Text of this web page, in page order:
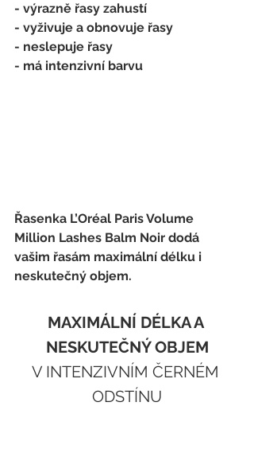
- výrazně řasy zahustí
- vyživuje a obnovuje řasy
- neslepuje řasy
- má intenzivní barvu
Řasenka L’Oréal Paris Volume
Million Lashes Balm Noir dodá
vašim řasám maximální délku i
neskutečný objem.
MAXIMÁLNÍ DÉLKA A
NESKUTEČNÝ OBJEM
V INTENZIVNÍM ČERNÉM
ODSTÍNU